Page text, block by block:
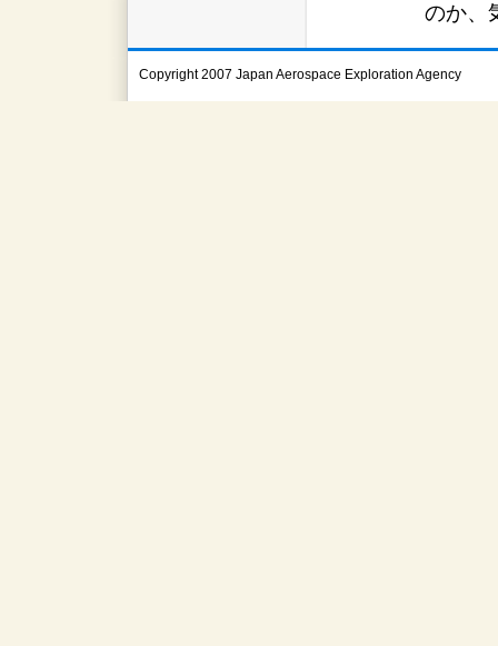
のか、
Copyright 2007 Japan Aerospace Exploration Agency